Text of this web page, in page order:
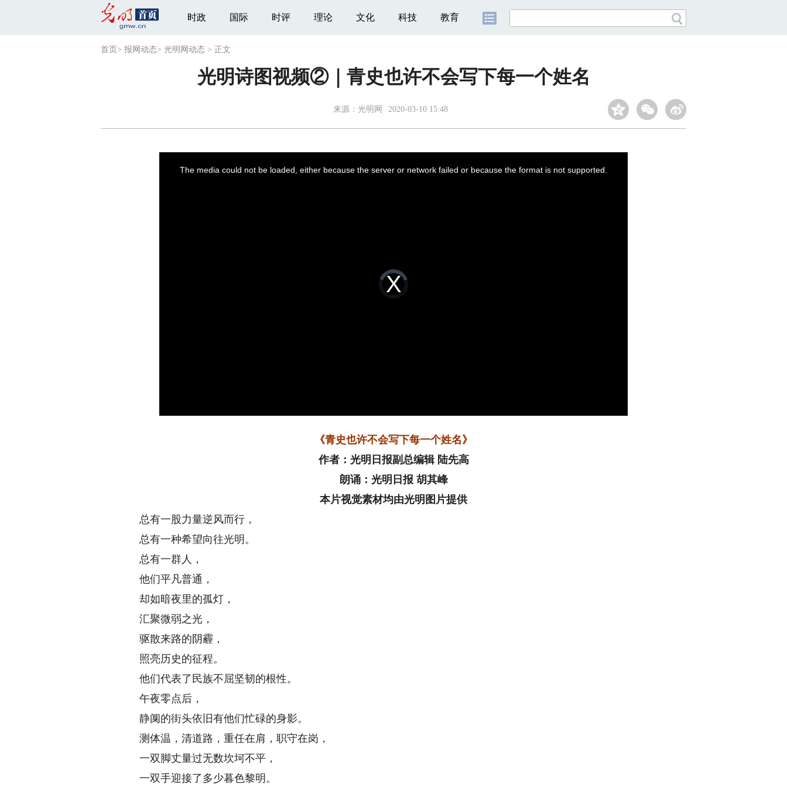
时政 国际 时评 理论 文化 科技 教育
首页 > 报网动态> 光明网动态 > 正文
光明诗图视频②｜青史也许不会写下每一个姓名
来源： 光明网 2020-03-10 15:48
Video
Player
loading.
The media could not be loaded, either because the server or network failed or because the format is not supported.
《青史也许不会写下每一个姓名》
作者：光明日报副总编辑 陆先高
朗诵：光明日报 胡其峰
本片视觉素材均由光明图片提供
总有一股力量逆风而行，
总有一种希望向往光明。
总有一群人，
他们平凡普通，
却如暗夜里的孤灯，
汇聚微弱之光，
驱散来路的阴霾，
照亮历史的征程。
他们代表了民族不屈坚韧的根性。
午夜零点后，
静阒的街头依旧有他们忙碌的身影。
测体温，清道路，重任在肩，职守在岗，
一双脚丈量过无数坎坷不平，
一双手迎接了多少暮色黎明。